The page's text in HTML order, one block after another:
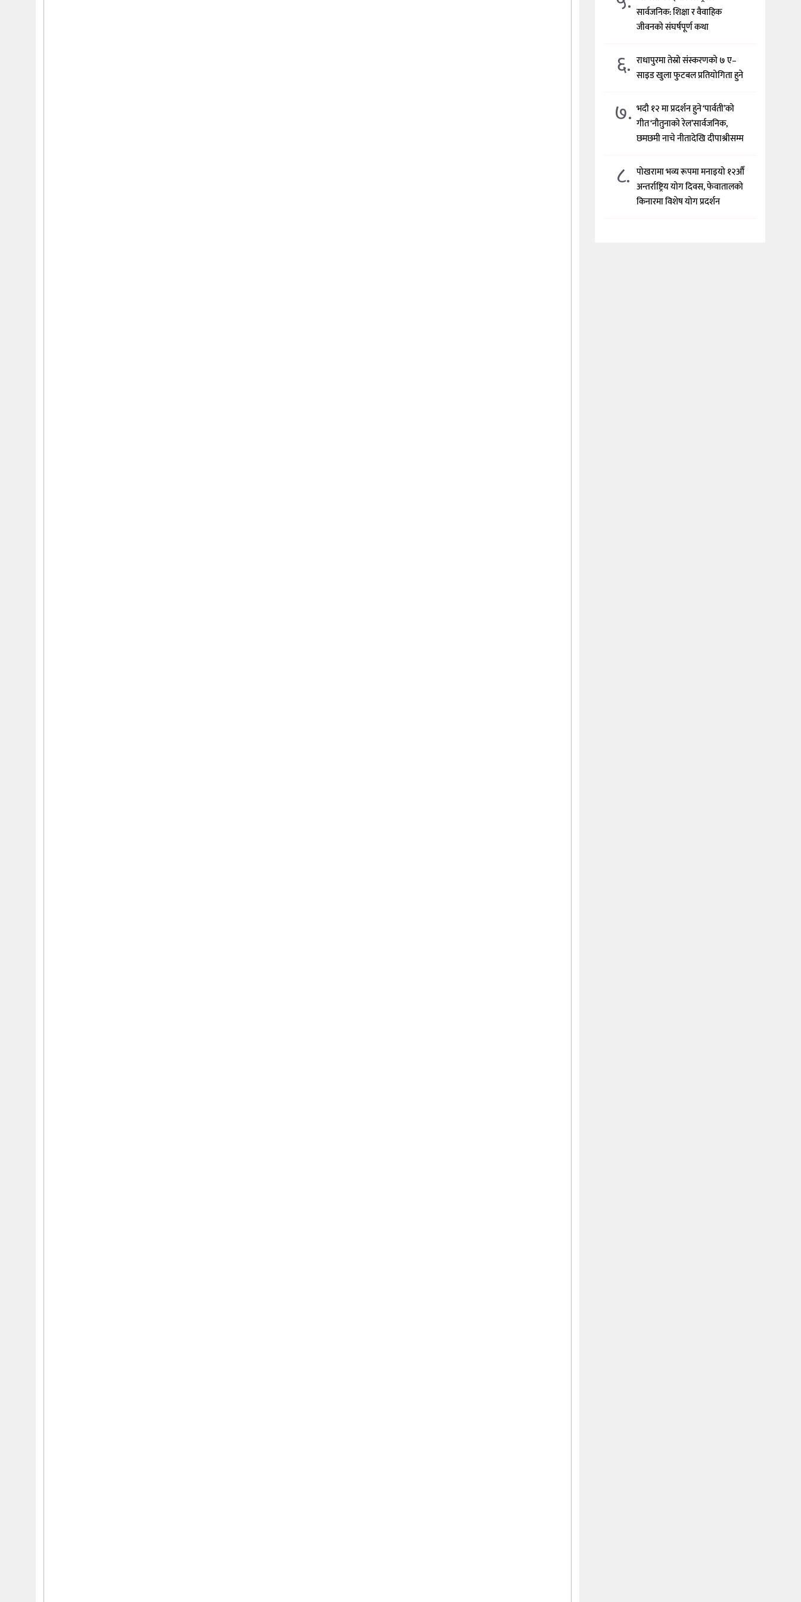
सार्वजनिक: शिक्षा र वैवाहिक
जीवनको संघर्षपूर्ण कथा
६. राधापुरमा तेस्रो संस्करणको ७ ए–
साइड खुला फुटबल प्रतियोगिता हुने
७. भदौ १२ मा प्रदर्शन हुने ‘पार्वती’को
गीत ‘नौतुनाको रेल’सार्वजनिक,
छमछमी नाचे नीतादेखि दीपाश्रीसम्म
८. पोखरामा भव्य रूपमा मनाइयो १२औँ
अन्तर्राष्ट्रिय योग दिवस, फेवातालको
किनारमा विशेष योग प्रदर्शन